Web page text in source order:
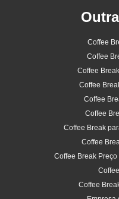
Coffee
Coffee
Coffee
Coffee
Coffee
Coffee
Coffee Break
Coffee
Coffee Break Preço
Coffee